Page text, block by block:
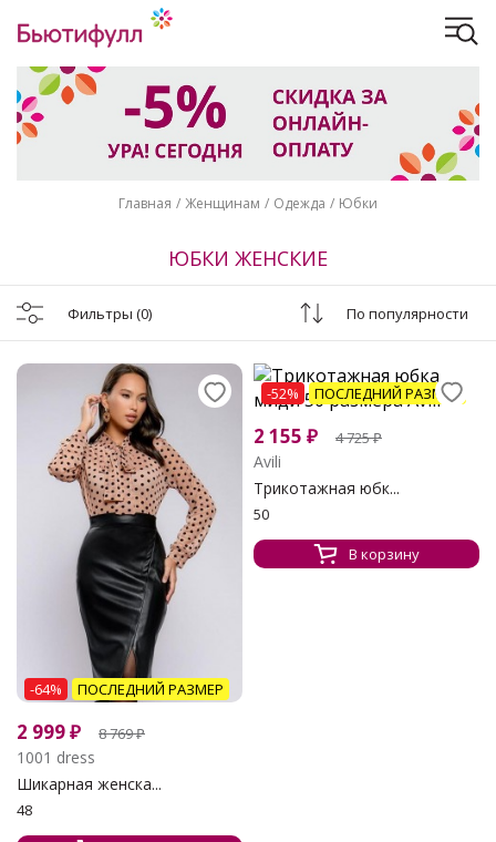
Главная Женщинам Одежда Юбки
ЮБКИ ЖЕНСКИЕ
Фильтры (0) По популярности
-64% ПОСЛЕДНИЙ РАЗМЕР
2 999₽ 8 769₽
1001 dress
Шикарная женска...
48
-52% ПОСЛЕДНИЙ РАЗМЕР
2 155 ₽ 4 725₽
Avili
Трикотажная юбк...
50
В корзину